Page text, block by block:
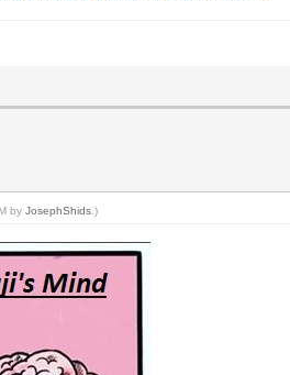
byJosephShids .)